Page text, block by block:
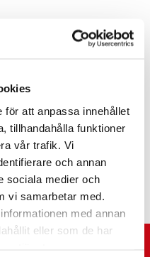
för att anpassa innehållet
tillhandahålla funktioner
vår trafik. Vi
och annan
sociala medier och
vi samarbetar med.
med annan
eller som de har